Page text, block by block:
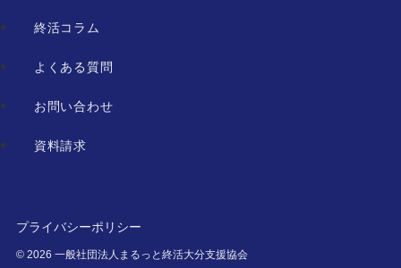
終活コラム
よくある質問
お問い合わせ
資料請求
©2026 一般社団法人まるっと終活大分支援協会
プライバシーポリシー